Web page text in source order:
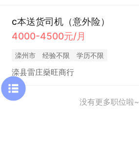
c本送货司机（意外险）
4000-4500元/月
滦州市 经验不限 学历不限
滦县雷庄燊旺商行
没有更多职位啦~